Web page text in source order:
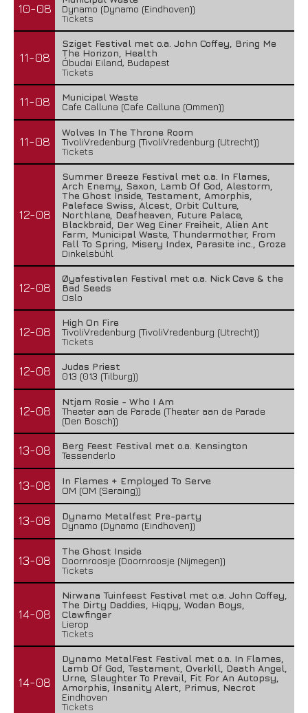
10-08
Dynamo (Dynamo (Eindhoven))
Tickets
11-08
Sziget Festival met o.a. John Coffey, Bring Me
The Horizon, Health
Óbudai Eiland, Budapest
Tickets
11-08
Municipal Waste
Cafe Calluna (Cafe Calluna (Ommen))
11-08
Wolves In The Throne Room
TivoliVredenburg (TivoliVredenburg (Utrecht))
Tickets
12-08
Summer Breeze Festival met o.a. In Flames,
Arch Enemy, Saxon, Lamb Of God, Alestorm,
The Ghost Inside, Testament, Amorphis,
Paleface Swiss, Alcest, Orbit Culture,
Northlane, Deafheaven, Future Palace,
Blackbraid, Der Weg Einer Freiheit, Alien Ant
Farm, Municipal Waste, Thundermother, From
Fall To Spring, Misery Index, Parasite inc., Groza
Dinkelsbühl
12-08
Øyafestivalen Festival met o.a. Nick Cave & the
Bad Seeds
Oslo
12-08
High On Fire
TivoliVredenburg (TivoliVredenburg (Utrecht))
Tickets
12-08
Judas Priest
013 (013 (Tilburg))
12-08
Ntjam Rosie - Who I Am
Theater aan de Parade (Theater aan de Parade
(Den Bosch))
13-08
Berg Feest Festival met o.a. Kensington
Tessenderlo
13-08
In Flames + Employed To Serve
OM (OM (Seraing))
13-08
Dynamo Metalfest Pre-party
Dynamo (Dynamo (Eindhoven))
13-08
The Ghost Inside
Doornroosje (Doornroosje (Nijmegen))
Tickets
14-08
Nirwana Tuinfeest Festival met o.a. John Coffey,
The Dirty Daddies, Hiqpy, Wodan Boys,
Clawfinger
Lierop
Tickets
14-08
Dynamo MetalFest Festival met o.a. In Flames,
Lamb Of God, Testament, Overkill, Death Angel,
Urne, Slaughter To Prevail, Fit For An Autopsy,
Amorphis, Insanity Alert, Primus, Necrot
Eindhoven
Tickets